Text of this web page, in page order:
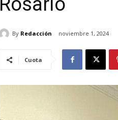
By Redacción noviembre 1, 2024
Cuota